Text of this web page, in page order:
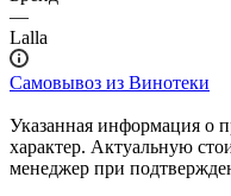
—
Lalla
Самовывоз из Винотеки
Указанная информация о
характер. Актуальную
менеджер при